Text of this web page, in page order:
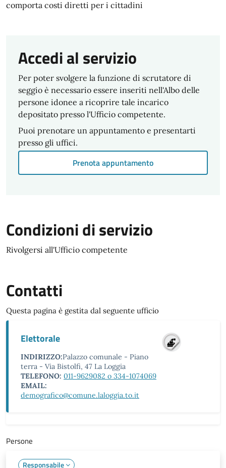
comporta costi diretti per i cittadini
Accedi al servizio
Per poter svolgere la funzione di scrutatore di
seggio è necessario essere inseriti nell'Albo delle
persone idonee a ricoprire tale incarico
depositato presso l'Ufficio competente.
Puoi prenotare un appuntamento e presentarti
presso gli uffici.
Prenota appuntamento
Condizioni di servizio
Rivolgersi all'Ufficio competente
Contatti
Questa pagina è gestita dal seguente ufficio
Elettorale
INDIRIZZO:Palazzo comunale - Piano
terra - Via Bistolfi, 47 La Loggia
TELEFONO: 011-9629082 o 334-1074069
EMAIL:
demografico@comune.laloggia.to.it
Persone
Responsabile